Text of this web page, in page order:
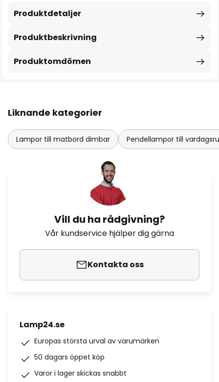
Produktbeskrivning
Produktdetaljer
Produktomdömen
Liknande kategorier
Lampor till matbord dimbar Pendellampor till
Vill du ha rådgivning?
Vår kundservice hjälper dig gärna
Kontakta oss
Lamp24.se
Europas största urval av varumärken
50 dagars öppet köp
Varor i lager skickas snabbt